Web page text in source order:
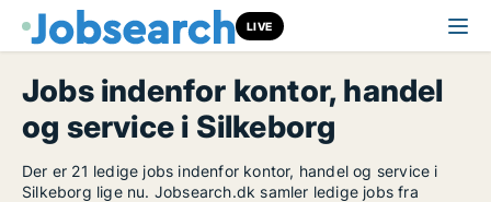
LIVE
Jobs indenfor kontor, handel
og service i Silkeborg
Der er 21 ledige jobs indenfor kontor, handel og service i
Silkeborg lige nu. Jobsearch.dk samler ledige jobs fra